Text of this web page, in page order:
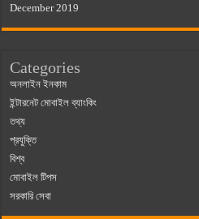
December 2019
Categories
অনলাইন ইনকাম
ইন্টারনেট মোবাইল ব্যাংকিং
তথ্য
প্রযুক্তি
বিশ্ব
মোবাইল টিপস
সরকারি সেবা